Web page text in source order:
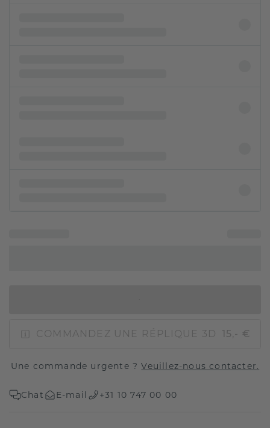
COMMANDEZ UNE RÉPLIQUE 3D 15,- €
Une commande urgente ?Veuillez-nous contacter.
Chat E-mail +31 10 747 00 00